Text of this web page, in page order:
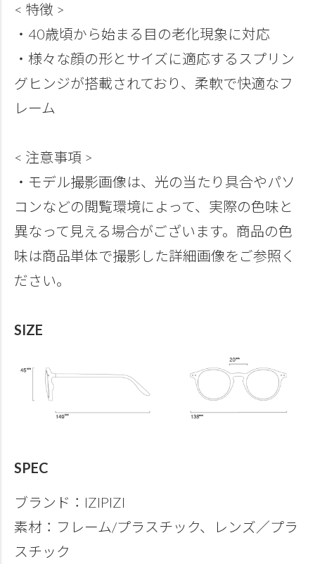
< 特徴 >
・40歳頃から始まる目の老化現象に対応
・様々な顔の形とサイズに適応するスプリン
グヒンジが搭載されており、柔軟で快適なフ
レーム
< 注意事項 >
・モデル撮影画像は、光の当たり具合やパソ
コンなどの閲覧環境によって、実際の色味と
異なって見える場合がございます。商品の色
味は商品単体で撮影した詳細画像をご参照く
ださい。
SIZE
SPEC
ブランド：IZIPIZI
素材：フレーム/プラスチック、レンズ／プラ
スチック